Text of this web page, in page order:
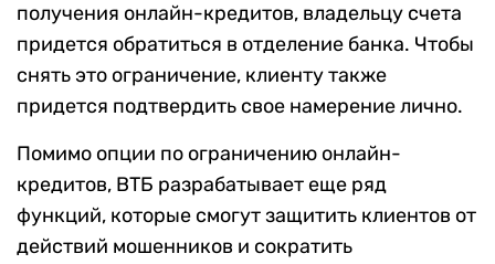
получения онлайн-кредитов, владельцу счета
придется обратиться в отделение банка. Чтобы
снять это ограничение, клиенту также
придется подтвердить свое намерение лично.
Помимо опции по ограничению онлайн-
кредитов, ВТБ разрабатывает еще ряд
функций, которые смогут защитить клиентов от
действий мошенников и сократить